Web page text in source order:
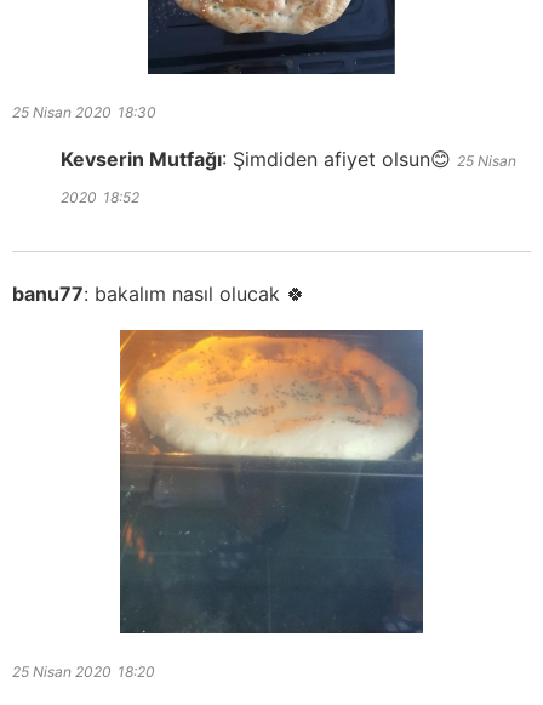
25 Nisan 2020 18:30
Kevserin Mutfağı: Şimdiden afiyet olsun😊 25 Nisan
2020 18:52
banu77: bakalım nasıl olucak 🍀
25 Nisan 2020 18:20